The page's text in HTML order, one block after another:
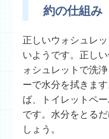
約の仕組み
正しいウォシュレ
いようです。正し
ォシュレットで洗
ーで水分を拭きま
ば、トイレットペ
です。水分をとる
しょう。